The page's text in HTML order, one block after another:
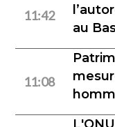
11:42
au
11:08